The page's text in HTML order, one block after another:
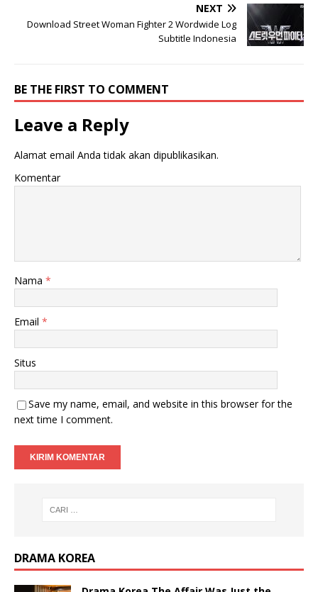
NEXT
Download Street Woman Fighter 2 Wordwide Log
Subtitle Indonesia
BE THE FIRST TO COMMENT
Leave a Reply
Alamat email Anda tidak akan dipublikasikan.
Komentar
Nama *
Email *
Situs
Save my name, email, and website in this browser for the
next time I comment.
DRAMA KOREA